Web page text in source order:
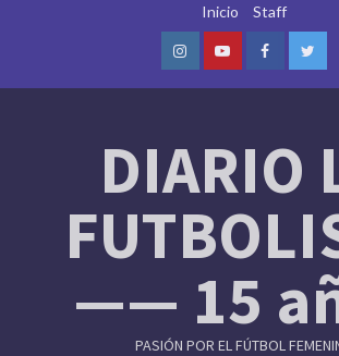
Inicio Staff
InstagramYoutubeFacebook
DIARIO
—— 15
PASIÓN POR EL FÚTBOL